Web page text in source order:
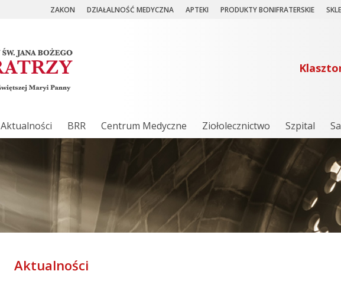
ZAKON DZIAŁALNOŚĆ MEDYCZNA APTEKI PRODUKTY BONIFRATERSKIE
Aktualności BRR Centrum Medyczne Ziołolecznictwo Szpital
Aktualności